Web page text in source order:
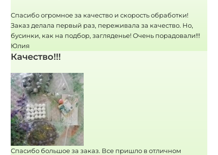
Спасибо огромное за качество и скорость обработки!
Заказ делала первый раз, переживала за качество. Но,
бусинки, как на подбор, загляденье! Очень порадовали!!!
Юлия
Качество!!!
Спасибо большое за заказ. Все пришло в отличном